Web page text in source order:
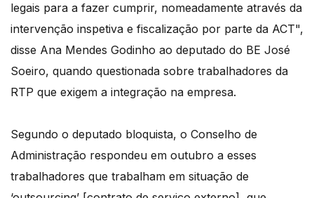
legais para a fazer cumprir, nomeadamente através da
intervenção inspetiva e fiscalização por parte da ACT",
disse Ana Mendes Godinho ao deputado do BE José
Soeiro, quando questionada sobre trabalhadores da
RTP que exigem a integração na empresa.
Segundo o deputado bloquista, o Conselho de
Administração respondeu em outubro a esses
trabalhadores que trabalham em situação de